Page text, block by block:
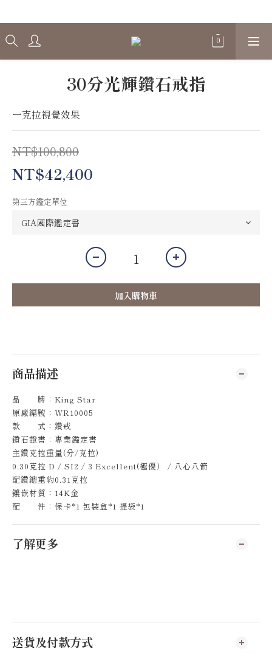
30分光輝鑽石戒指
一克拉視覺效果
NT$100,800
NT$42,400
第三方鑑定單位
加入購物車
商品描述
品 牌：King Star
原廠編號：WR10005
款 式：鑽戒
鑽石證書：專業鑑定書
主鑽克拉重量(分/克拉)
0.30克拉 D / SI2 / 3 Excellent(極優） / 八心八箭
配鑽總重約0.31克拉
鑲嵌材質：14K金
配 件：保卡*1 包裝盒*1 提袋*1
了解更多
送貨及付款方式